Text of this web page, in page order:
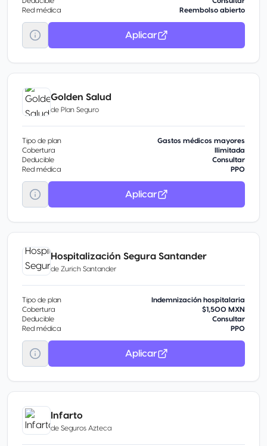
Red médica
Reembolso abierto
Aplicar
Golden Salud
de Plan Seguro
Tipo de plan
Gastos médicos mayores
Cobertura
Ilimitada
Deducible
Consultar
Red médica
PPO
Aplicar
Hospitalización Segura Santander
de Zurich Santander
Tipo de plan
Indemnización hospitalaria
Cobertura
$1,500 MXN
Deducible
Consultar
Red médica
PPO
Aplicar
Infarto
de Seguros Azteca